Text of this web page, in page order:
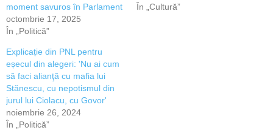
moment savuros în Parlament
octombrie 17, 2025
În „Politică”
În „Cultură”
Explicație din PNL pentru
eșecul din alegeri: 'Nu ai cum
să faci alianţă cu mafia lui
Stănescu, cu nepotismul din
jurul lui Ciolacu, cu Govor'
noiembrie 26, 2024
În „Politică”